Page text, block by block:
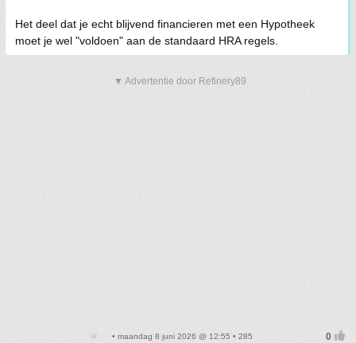
Het deel dat je echt blijvend financieren met een Hypotheek
moet je wel "voldoen" aan de standaard HRA regels.
▼ Advertentie door Refinery89
• maandag 8 juni 2026 @ 12:55 • 285